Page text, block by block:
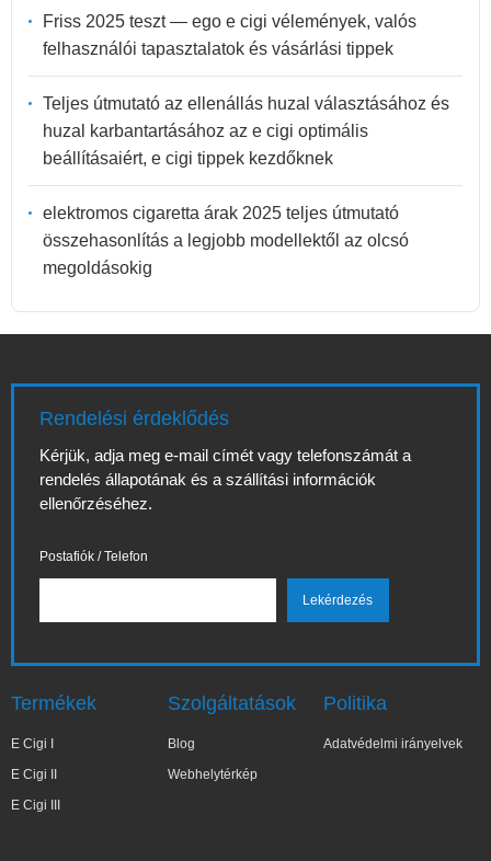
Friss 2025 teszt — ego e cigi vélemények, valós
felhasználói tapasztalatok és vásárlási tippek
Teljes útmutató az ellenállás huzal választásához és
huzal karbantartásához az e cigi optimális
beállításaiért, e cigi tippek kezdőknek
elektromos cigaretta árak 2025 teljes útmutató
összehasonlítás a legjobb modellektől az olcsó
megoldásokig
Rendelési érdeklődés
Kérjük, adja meg e-mail címét vagy telefonszámát a
rendelés állapotának és a szállítási információk
ellenőrzéséhez.
Postafiók / Telefon
Termékek
E Cigi I
E Cigi II
E Cigi III
Szolgáltatások
Blog
Webhelytérkép
Politika
Adatvédelmi irányelvek